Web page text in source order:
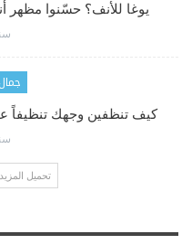
يوغا للأنف؟ حسّنوا مظهر
كيف تنظفين وجهك تنظيفاً
تحميل